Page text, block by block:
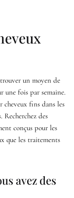
un moyen de
une fois par semaine.
cheveux fins dans les
Recherchez des
conçus pour les
que les traitements
avez des